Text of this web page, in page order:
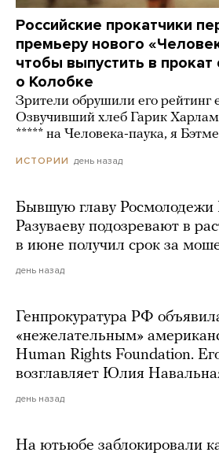
Российские прокатчики
премьеру нового
чтобы выпустить в
о Колобке
Зрители обрушили его
Озвучивший хлеб Гарик
***** на Человека-паука, я
ИСТОРИИ день назад
Бывшую главу
Разуваеву подозревают в
в июне получил срок за
день назад
Генпрокуратура РФ
«нежелательным»
Human Rights Foundation.
возглавляет Юлия
день назад
На ютьюбе заблокировали